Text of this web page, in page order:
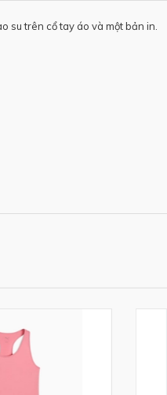
su trên cổ tay áo và một bản in.